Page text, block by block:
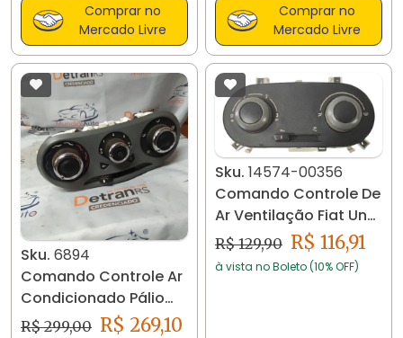
Comprar no
Mercado Livre
Comprar no
Mercado Livre
Sku. 6894
Comando Controle Ar
Condicionado Pálio
Grand Siena 6894
R$ 299,00 R$ 269,10
Sku. 14574-00356
Comando Controle De
Ar Ventilação Fiat Uno
Vivace 14574
R$ 129,90 R$ 116,91
à vista no Boleto (10% OFF)